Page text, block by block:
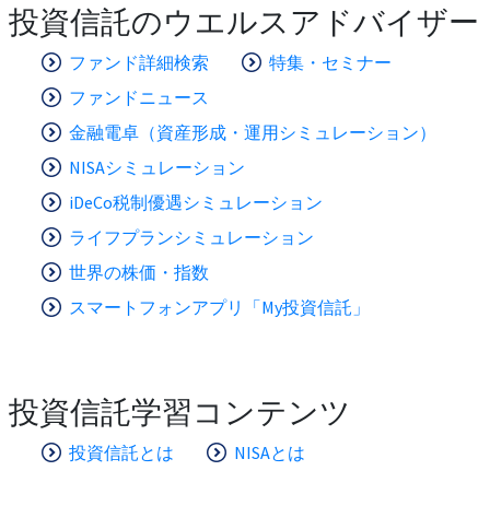
投資信託のウエルスアドバイザー
ファンド詳細検索
特集・セミナー
ファンドニュース
金融電卓（資産形成・運用シミュレーション）
NISAシミュレーション
iDeCo税制優遇シミュレーション
ライフプランシミュレーション
世界の株価・指数
スマートフォンアプリ「My投資信託」
投資信託学習コンテンツ
投資信託とは NISAとは